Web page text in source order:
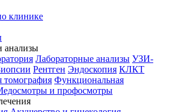
клинике
анализы
Лабораторные анализы УЗИ-
Рентген Эндоскопия КЛКТ
томография Функциональная
и профосмотры